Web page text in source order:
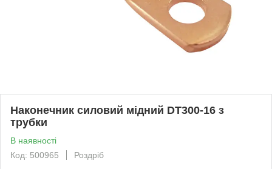
Наконечник силовий мідний DT300-16 з
трубки
В наявності
Код: 500965
Роздріб